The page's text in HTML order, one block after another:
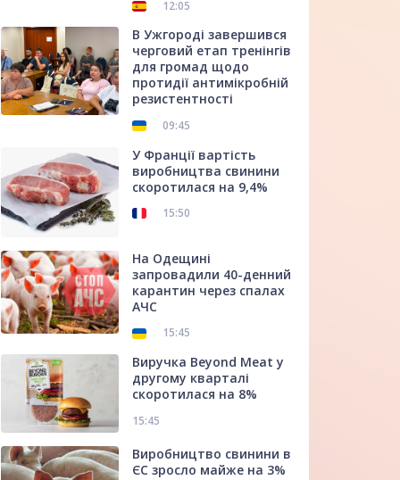
12:05
В Ужгороді завершився
черговий етап тренінгів
для громад щодо
протидії антимікробній
резистентності
09:45
У Франції вартість
виробництва свинини
скоротилася на 9,4%
15:50
На Одещині
запровадили 40-денний
карантин через спалах
АЧС
15:45
Виручка Beyond Meat у
другому кварталі
скоротилася на 8%
15:45
Виробництво свинини в
ЄС зросло майже на 3%